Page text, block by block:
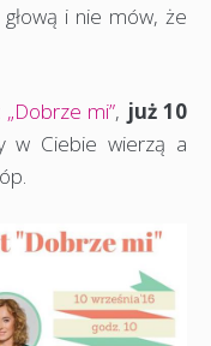
i nie mów, że
mi”, już 10
w Ciebie wierzą a